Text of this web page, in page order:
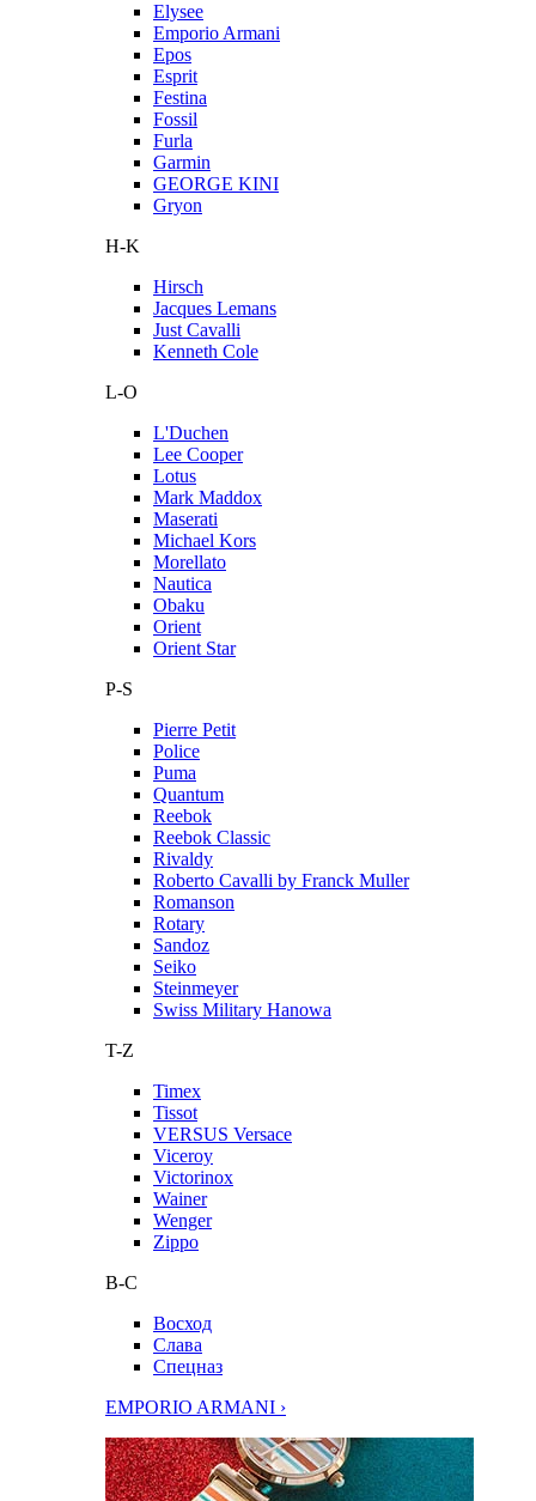
Elysee
Emporio Armani
Epos
Esprit
Festina
Fossil
Furla
Garmin
GEORGE KINI
Gryon
H-K
Hirsch
Jacques Lemans
Just Cavalli
Kenneth Cole
L-O
L'Duchen
Lee Cooper
Lotus
Mark Maddox
Maserati
Michael Kors
Morellato
Nautica
Obaku
Orient
Orient Star
P-S
Pierre Petit
Police
Puma
Quantum
Reebok
Reebok Classic
Rivaldy
Roberto Cavalli by Franck Muller
Romanson
Rotary
Sandoz
Seiko
Steinmeyer
Swiss Military Hanowa
T-Z
Timex
Tissot
VERSUS Versace
Viceroy
Victorinox
Wainer
Wenger
Zippo
В-С
Восход
Слава
Спецназ
EMPORIO ARMANI ›